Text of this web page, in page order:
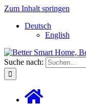
Zum Inhalt springen
Deutsch
English
Suche nach: